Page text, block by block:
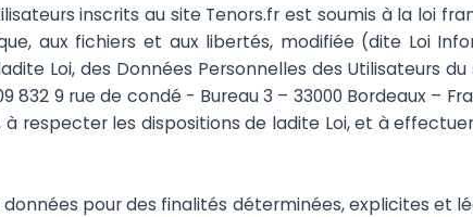
inscrits au site Tenors.fr est soumis à la loi
aux fichiers et aux libertés, modifiée (dite Loi
Loi, des Données Personnelles des Utilisateurs
832 9 rue de condé - Bureau 3 – 33000 Bordeaux –
respecter les dispositions de ladite Loi, et à
pour des finalités déterminées, explicites et